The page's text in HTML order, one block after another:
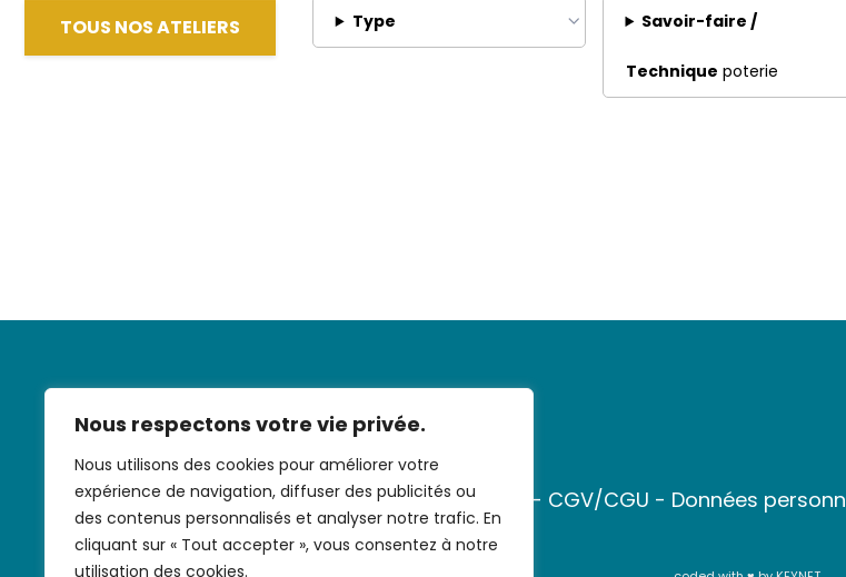
Nous respectons votre vie privée.
Nous utilisons des cookies pour améliorer votre
expérience de navigation, diffuser des publicités ou
des contenus personnalisés et analyser notre trafic. En
cliquant sur « Tout accepter », vous consentez à notre
utilisation des cookies.
TOUS NOS ATELIERS Type Savoir-faire /
Technique poterie
Nous contacter - CGV/CGU - Données